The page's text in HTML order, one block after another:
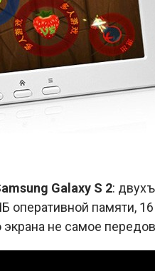
Galaxy S 2:
оперативной памяти,
не самое